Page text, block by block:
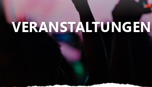
VERANSTALTUNGEN